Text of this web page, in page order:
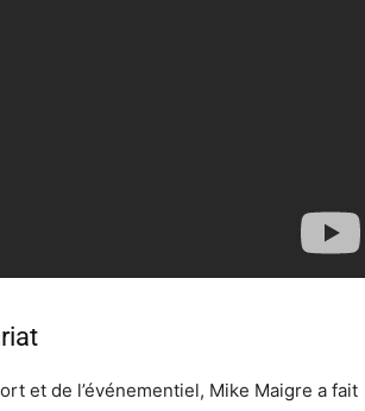
et de l’événementiel, Mike Maigre a fait